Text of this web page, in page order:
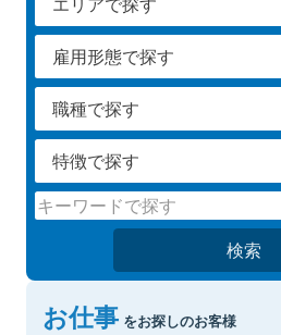
検索
お仕事 をお探しのお客様